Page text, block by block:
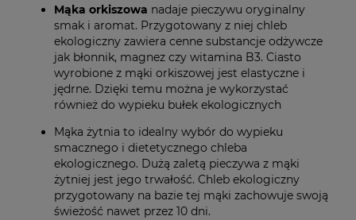
Mąka orkiszowa nadaje pieczywu oryginalny
smak i aromat. Przygotowany z niej chleb
ekologiczny zawiera cenne substancje odżywcze
jak błonnik, magnez czy witamina B3. Ciasto
wyrobione z mąki orkiszowej jest elastyczne i
jędrne. Dzięki temu można je wykorzystać
również do wypieku bułek ekologicznych
Mąka żytnia to idealny wybór do wypieku
smacznego i dietetycznego chleba
ekologicznego. Dużą zaletą pieczywa z mąki
żytniej jest jego trwałość. Chleb ekologiczny
przygotowany na bazie tej mąki zachowuje swoją
świeżość nawet przez 10 dni.